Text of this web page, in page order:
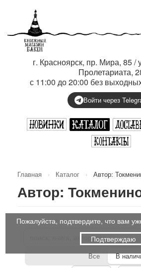
г. Красноярск, пр. Мира, 85 /
Пролетариата,
с 11:00 до 20:00 без
Войти через
Главная › Каталог › Автор:
Автор:
Все
В
Пожалуйста, подтвердите, что вам
Подтверждаю